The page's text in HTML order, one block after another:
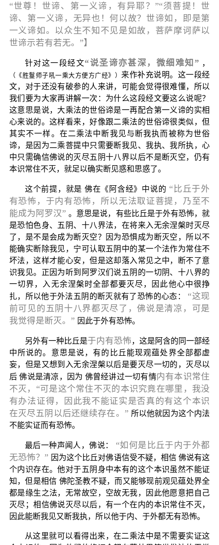
“世尊！世谛、第一义谛，有异耶？”“须菩提！世
谛、第一义谛，无异也！何以故？世谛如，即是第
一义谛如。以众生不知不见是如故，菩萨摩诃萨以
世谛示若有若无。”】
针对这一段经文“说圣谛亦甚深，微细难知” ，
（《胜鬘师子吼一乘大方便方广经》） 来作补充说明。这一段经
文，对于还没有破参的人来讲，可能会觉得很难懂，所以
我们要为大家再讲解一次：为什么这段经文要这么说呢？
这意思是说，大乘法的世俗谛是一再配合第一义谛的实相
心来说的。这样看来，好像跟二乘法的世俗谛很类似，但
其实不一样。在二乘法中断我见与断我执而被称为世俗
谛，是因为二乘菩提中只需要断我见、我执、我所执，心
中只需确信佛说的灭尽五阴十八界以后不是断灭空，仍有
本识常住不灭，就足以确实断见惑和思惑了。
这个前提，就是 佛在《阿含经》中说的 “比丘于外
有恐怖，于内有恐怖，所以无法取证菩提，乃至不
能成为阿罗汉”。意思是说，有些比丘是于外有恐怖，就
是恐怕色身、五阴、十八界法，在将来入无余涅槃时灭尽
了，是不是会成为断灭空？因为恐惧成为断灭空，所以不
能确实断除我见，宁可认取五阴中的某一个法作为常住不
坏法，这样才能心安，但是这却落入常见之中，断不了意
识我见。正因为听到阿罗汉们说五阴的一切阴、十八界的
一切界，入无余涅槃时全部都要灭尽，因此他心中很挣
扎，所以他于外法五阴的断灭就有了恐怖的心态：
“这现
前可见的五阴十八界都灭尽了，佛说是清凉，可是
我觉得是断灭。” 因此于外有恐怖。
另外有一种比丘是于内有恐怖，这是阿含的同一部经
中所说的。意思是说，有的比丘能现观蕴处界全部都虚
妄，但是又想到入无余涅槃以后是要灭尽一切的，灭尽以
后 佛说是清凉，因为 佛曾经讲过一切有情内有本识常住
不灭，“可是这个常住不灭的本识究竟在哪里，我没
有办法证得，因此我不能证实是否真的有这个本识
在灭尽五阴以后还继续存在。” 所以他就因为这个内法
不能实证而有恐怖。
最后一种声闻人，佛说：
“如何是比丘于内于外都
无恐怖？” 因为这个比丘对佛语信受不疑，相信 佛说有这
个内识存在。他对于五阴身中本有的这个本识虽然不能证
知，但是相信 佛陀圣教不疑，而又能够现前观见蕴处界全
都是缘生之法，无常故空，空故无我，因此他愿意把自己
灭尽；相信佛说灭尽以后，有一个在内的本识常住不灭，
因此能断我见又断我执，所以他于内、于外都无有恐怖。
从这里就可以看得出来，在二乘法中是不需要实证这